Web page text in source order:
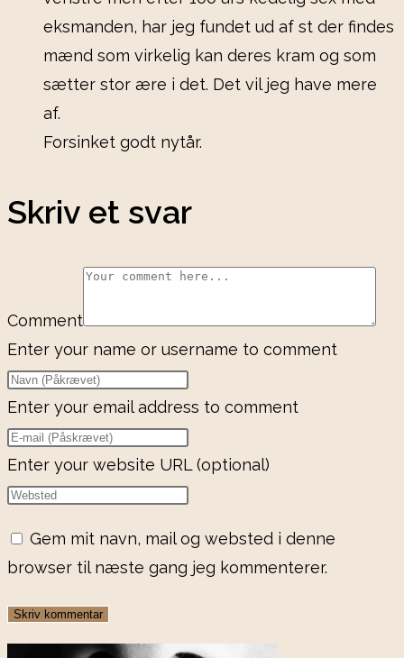
eksmanden, har jeg fundet ud af st der findes
mænd som virkelig kan deres kram og som
sætter stor ære i det. Det vil jeg have mere
af.
Forsinket godt nytår.
Skriv et svar
Comment
Enter your name or username to comment
Enter your email address to comment
Enter your website URL (optional)
Gem mit navn, mail og websted i denne
browser til næste gang jeg kommenterer.